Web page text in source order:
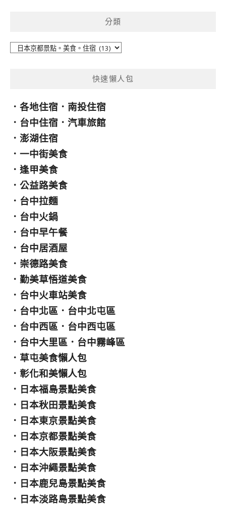
分類
快速懶人包
． 各地住宿 ． 南投住宿
． 台中住宿 ． 汽車旅館
． 澎湖住宿
． 一中街美食
． 逢甲美食
． 公益路美食
． 台中拉麵
． 台中火鍋
． 台中早午餐
． 台中居酒屋
． 崇德路美食
． 勤美草悟道美食
． 台中火車站美食
． 台中北區 ． 台中北屯區
． 台中西區 ． 台中西屯區
． 台中大里區 ． 台中霧峰區
． 草屯美食懶人包
． 彰化和美懶人包
． 日本福島景點美食
． 日本秋田景點美食
． 日本東京景點美食
． 日本京都景點美食
． 日本大阪景點美食
． 日本沖繩景點美食
． 日本鹿兒島景點美食
． 日本淡路島景點美食